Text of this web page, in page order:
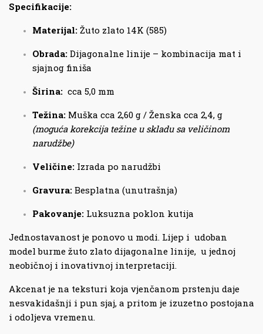
Specifikacije:
Materijal: Žuto zlato 14K (585)
Obrada: Dijagonalne linije – kombinacija mat i
sjajnog finiša
Širina: cca 5,0 mm
Težina: Muška cca 2,60 g / Ženska cca 2,4, g
(moguća korekcija težine u skladu sa veličinom
narudžbe)
Veličine: Izrada po narudžbi
Gravura: Besplatna (unutrašnja)
Pakovanje: Luksuzna poklon kutija
Jednostavanost je ponovo u modi. Lijep i udoban
model burme žuto zlato dijagonalne linije, u jednoj
neobičnoj i inovativnoj interpretaciji.
Akcenat je na teksturi koja vjenčanom prstenju daje
nesvakidašnji i pun sjaj, a pritom je izuzetno postojana
i odoljeva vremenu.